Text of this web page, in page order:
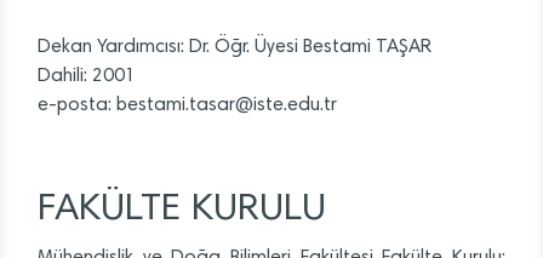
Dekan Yardımcısı: Dr. Öğr. Üyesi Bestami TAŞAR
Dahili: 2001
e-posta: bestami.tasar@iste.edu.tr
FAKÜLTE KURULU